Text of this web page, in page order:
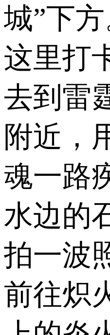
城”下
这里打
去到雷
附近，
魂一路
水边的
拍一波
前往炽